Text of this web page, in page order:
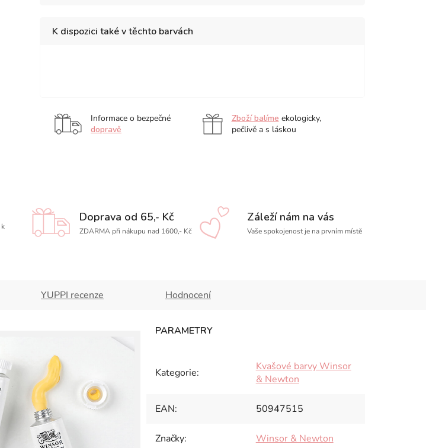
K dispozici také v těchto barvách
Informace o bezpečné
dopravě
Zboží balíme ekologicky,
pečlivě a s láskou
Doprava od 65,- Kč
ZDARMA při nákupu nad 1600,- Kč
Záleží nám na vás
Vaše spokojenost je na prvním místě
YUPPI recenze Hodnocení
Kategorie:
Kvašové barvy Winsor
& Newton
EAN: 50947515
Značky: Winsor & Newton